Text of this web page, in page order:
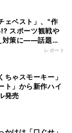
ェベスト」、"作
スポーツ観戦や
対策に――話題の
レポート
ちゃスモーキー」
ト」から新作ハイ
発売